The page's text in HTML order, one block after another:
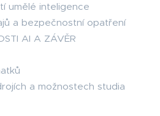
umělé inteligence
a bezpečnostní opatření
AI A ZÁVĚR
a možnostech studia